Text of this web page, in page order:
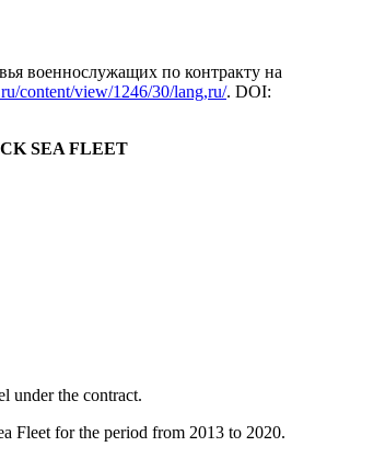
военнослужащих по контракту на
content/view/1246/30/lang,ru/. DOI:
SEA FLEET
under the contract.
Fleet for the period from 2013 to 2020.